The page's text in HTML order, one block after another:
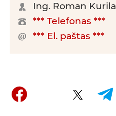
Ing. Roman Kurila
*** Telefonas ***
*** El. paštas ***